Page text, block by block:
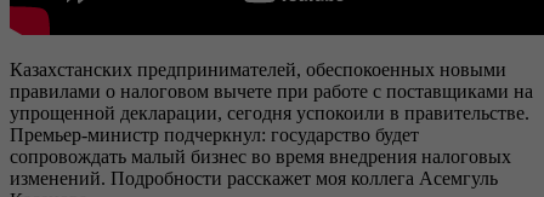
Казахстанских предпринимателей, обеспокоенных новыми
правилами о налоговом вычете при работе с поставщиками на
упрощенной декларации, сегодня успокоили в правительстве.
Премьер-министр подчеркнул: государство будет
сопровождать малый бизнес во время внедрения налоговых
изменений. Подробности расскажет моя коллега Асемгуль